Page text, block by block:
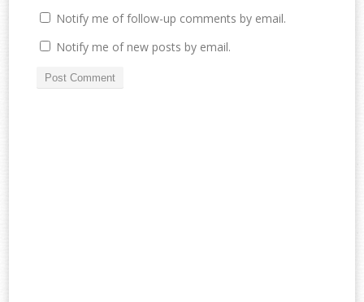
Notify me of follow-up comments by email.
Notify me of new posts by email.